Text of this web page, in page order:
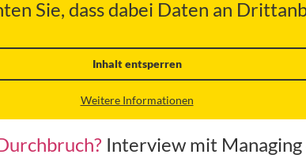
Sie, dass dabei Daten an
Inhalt entsperren
Weitere Informationen
Interview mit